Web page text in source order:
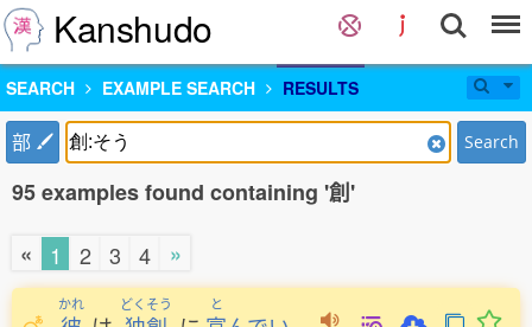
Kanshudo
SEARCH EXAMPLE SEARCH RESULTS
部 Search
95 examples found containing '創'
« 1 2 3 4 »
かれ どくそう と